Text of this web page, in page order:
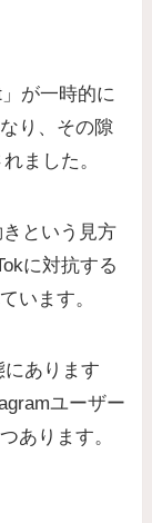
が一時的に
り、その隙
ました。
という見方
に対抗する
います。
あります
ユーザー
あります。